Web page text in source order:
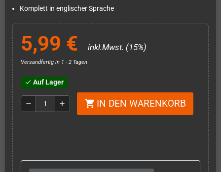
Komplett in englischer Sprache
5,99 € inkl.Mwst. (15%)
Versandfertig in 1 - 2 Tagen
check Auf Lager
remove add shopping_cart IN DEN WARENKORB